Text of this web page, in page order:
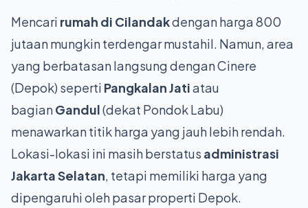
Mencari rumah di Cilandakdengan harga 800
jutaan mungkin terdengar mustahil. Namun, area
yang berbatasan langsung dengan Cinere
(Depok) seperti Pangkalan Jatiatau
bagianGandul(dekat Pondok Labu)
menawarkan titik harga yang jauh lebih rendah.
Lokasi-lokasi ini masih berstatus administrasi
Jakarta Selatan, tetapi memiliki harga yang
dipengaruhi oleh pasar properti Depok.